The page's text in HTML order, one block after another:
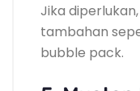
Jika
tambahan
bubble pack.